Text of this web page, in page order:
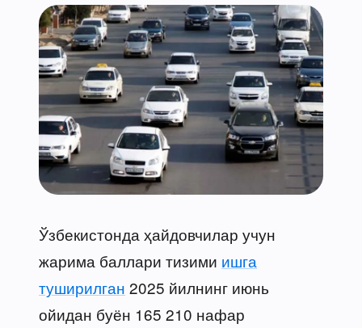
Ўзбекистонда ҳайдовчилар учун
жарима баллари тизими ишга
туширилган 2025 йилнинг июнь
ойидан буён 165 210 нафар